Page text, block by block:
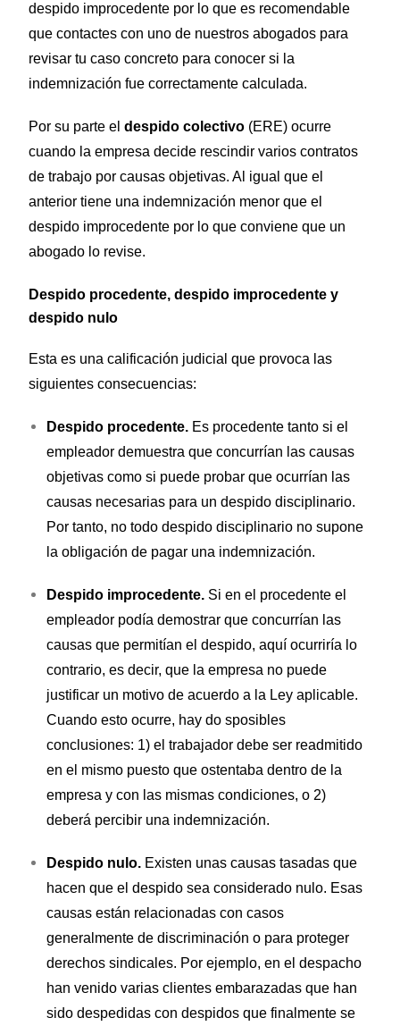
despido improcedente por lo que es recomendable
que contactes con uno de nuestros abogados para
revisar tu caso concreto para conocer si la
indemnización fue correctamente calculada.
Por su parte eldespido colectivo (ERE) ocurre
cuando la empresa decide rescindir varios contratos
de trabajo por causas objetivas. Al igual que el
anterior tiene una indemnización menor que el
despido improcedente por lo que conviene que un
abogado lo revise.
Despido procedente, despido improcedente y
despido nulo
Esta es una calificación judicial que provoca las
siguientes consecuencias:
Despido procedente. Es procedente tanto si el
empleador demuestra que concurrían las causas
objetivas como si puede probar que ocurrían las
causas necesarias para un despido disciplinario.
Por tanto, no todo despido disciplinario no supone
la obligación de pagar una indemnización.
Despido improcedente. Si en el procedente el
empleador podía demostrar que concurrían las
causas que permitían el despido, aquí ocurriría lo
contrario, es decir, que la empresa no puede
justificar un motivo de acuerdo a la Ley aplicable.
Cuando esto ocurre, hay do sposibles
conclusiones: 1) el trabajador debe ser readmitido
en el mismo puesto que ostentaba dentro de la
empresa y con las mismas condiciones, o 2)
deberá percibir una indemnización.
Despido nulo. Existen unas causas tasadas que
hacen que el despido sea considerado nulo. Esas
causas están relacionadas con casos
generalmente de discriminación o para proteger
derechos sindicales. Por ejemplo, en el despacho
han venido varias clientes embarazadas que han
sido despedidas con despidos que finalmente se